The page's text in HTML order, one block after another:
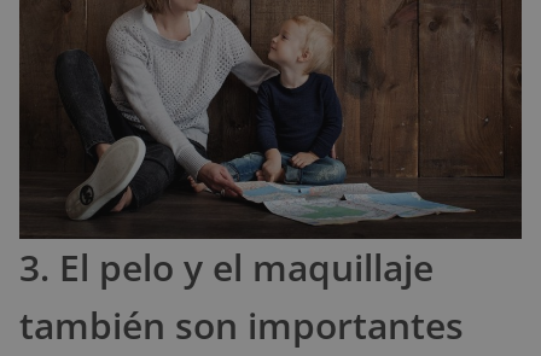
3. El pelo y el maquillaje
también son importantes